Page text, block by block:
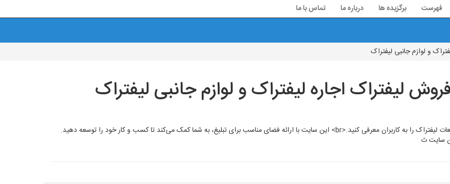
فهرست برگزیده ها درباره ما تماس با ما
و لوازم جانبی لیفتراک
لیفتراک اجاره لیفتراک و لوازم جانبی لیفتراک
سایت لیفتراک یاب به شما امکان می‌دهد تا خدمات تعویض قطعات لیفتراک را به کاربران معرفی کنید.<br> این سایت با ارائه فضای مناسب برای تبلیغ، به شما کمک می‌کند تا کسب و کار خود را توسعه دهید.